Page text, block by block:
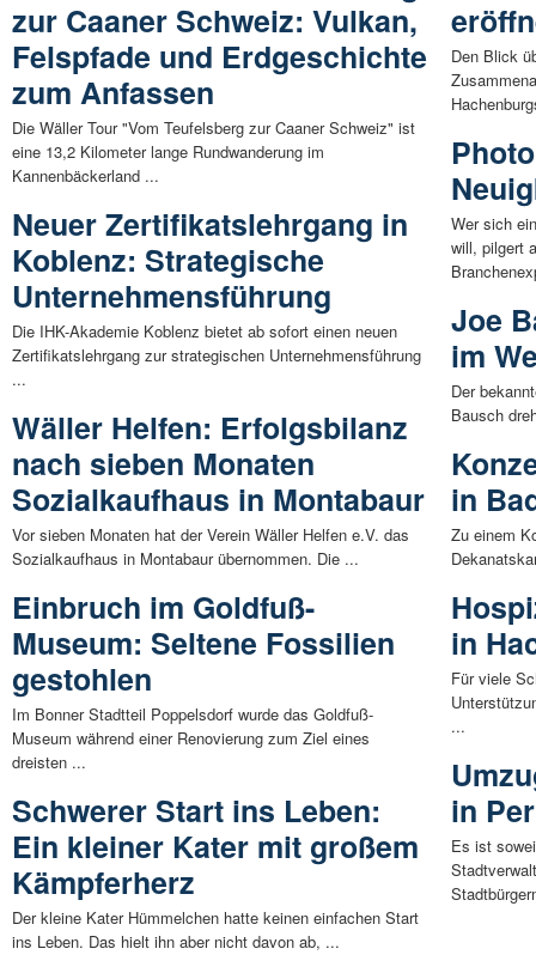
zur Caaner Schweiz: Vulkan,
Felspfade und Erdgeschichte
zum Anfassen
Die Wäller Tour "Vom Teufelsberg zur Caaner Schweiz" ist
eine 13,2 Kilometer lange Rundwanderung im
Kannenbäckerland ...
Neuer Zertifikatslehrgang in
Koblenz: Strategische
Unternehmensführung
Die IHK-Akademie Koblenz bietet ab sofort einen neuen
Zertifikatslehrgang zur strategischen Unternehmensführung
...
Wäller Helfen: Erfolgsbilanz
nach sieben Monaten
Sozialkaufhaus in Montabaur
Vor sieben Monaten hat der Verein Wäller Helfen e.V. das
Sozialkaufhaus in Montabaur übernommen. Die ...
Einbruch im Goldfuß-
Museum: Seltene Fossilien
gestohlen
Im Bonner Stadtteil Poppelsdorf wurde das Goldfuß-
Museum während einer Renovierung zum Ziel eines
dreisten ...
Schwerer Start ins Leben:
Ein kleiner Kater mit großem
Kämpferherz
Der kleine Kater Hümmelchen hatte keinen einfachen Start
ins Leben. Das hielt ihn aber nicht davon ab, ...
Den Blick
Wer sich
will, pilgert
Joe
im
Der
Bausch
in
Zu einem
in
Für viele
...
in
Es ist